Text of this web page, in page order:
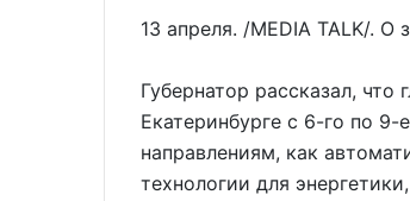
13 апреля. /MEDIA TALK/. О
Губернатор рассказал,
Екатеринбурге с 6-го по
направлениям, как
технологии для